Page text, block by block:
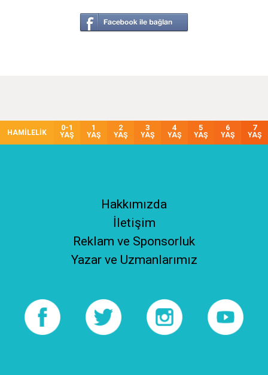
HAMİLELİK
0-1
YAŞ
1
YAŞ
2
YAŞ
3
YAŞ
4
YAŞ
5
YAŞ
6
YAŞ
7
YAŞ
Hakkımızda
İletişim
Reklam ve Sponsorluk
Yazar ve Uzmanlarımız